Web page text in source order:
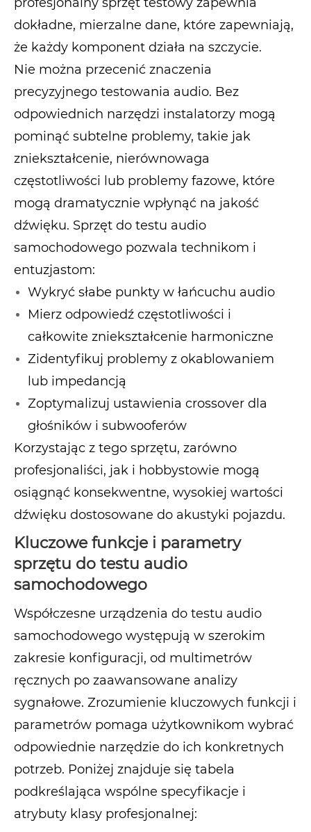
dokładne, mierzalne dane, które zapewniają,
że każdy komponent działa na szczycie.
Nie można przecenić znaczenia
precyzyjnego testowania audio. Bez
odpowiednich narzędzi instalatorzy mogą
pominąć subtelne problemy, takie jak
zniekształcenie, nierównowaga
częstotliwości lub problemy fazowe, które
mogą dramatycznie wpłynąć na jakość
dźwięku. Sprzęt do testu audio
samochodowego pozwala technikom i
entuzjastom:
Wykryć słabe punkty w łańcuchu audio
Mierz odpowiedź częstotliwości i
całkowite zniekształcenie harmoniczne
Zidentyfikuj problemy z okablowaniem
lub impedancją
Zoptymalizuj ustawienia crossover dla
głośników i subwooferów
Korzystając z tego sprzętu, zarówno
profesjonaliści, jak i hobbystowie mogą
osiągnąć konsekwentne, wysokiej wartości
dźwięku dostosowane do akustyki pojazdu.
Kluczowe funkcje i parametry
sprzętu do testu audio
samochodowego
Współczesne urządzenia do testu audio
samochodowego występują w szerokim
zakresie konfiguracji, od multimetrów
ręcznych po zaawansowane analizy
sygnałowe. Zrozumienie kluczowych funkcji i
parametrów pomaga użytkownikom wybrać
odpowiednie narzędzie do ich konkretnych
potrzeb. Poniżej znajduje się tabela
podkreślająca wspólne specyfikacje i
atrybuty klasy profesjonalnej: